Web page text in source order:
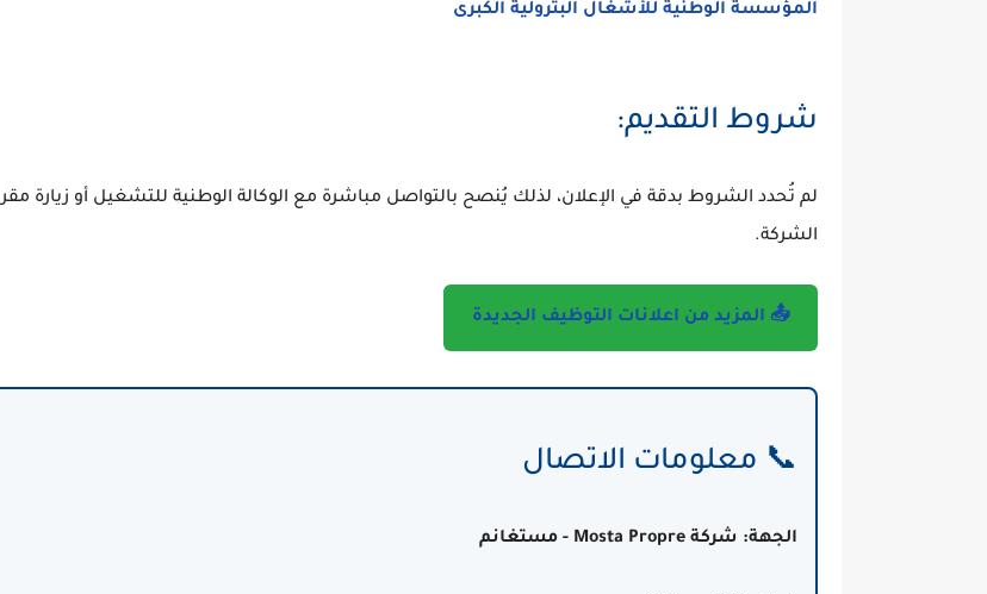
المؤسسة الوطنية للأشغال البترولية الكبرى
شروط التقديم:
لم تُحدد الشروط بدقة في الإعلان، لذلك يُنصح بالتواصل مباشرة مع الوكالة الوطنية للتشغيل أو زيارة مقر
الشركة.
📤 المزيد من اعلانات التوظيف الجديدة
📞 معلومات الاتصال
الجهة: شركة Mosta Propre - مستغانم